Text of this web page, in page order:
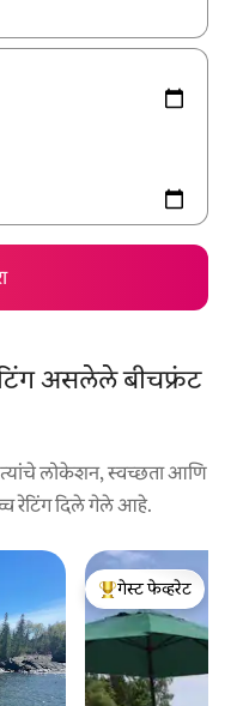
आणि खाली बाणांच्या किजसह
असलेले बीचफ्रंट
लोकेशन, स्वच्छता आणि
रेटिंग दिले गेले आहे.
टॉप गेस्ट फेव्हरेट
गेस्ट फेव्हरेट